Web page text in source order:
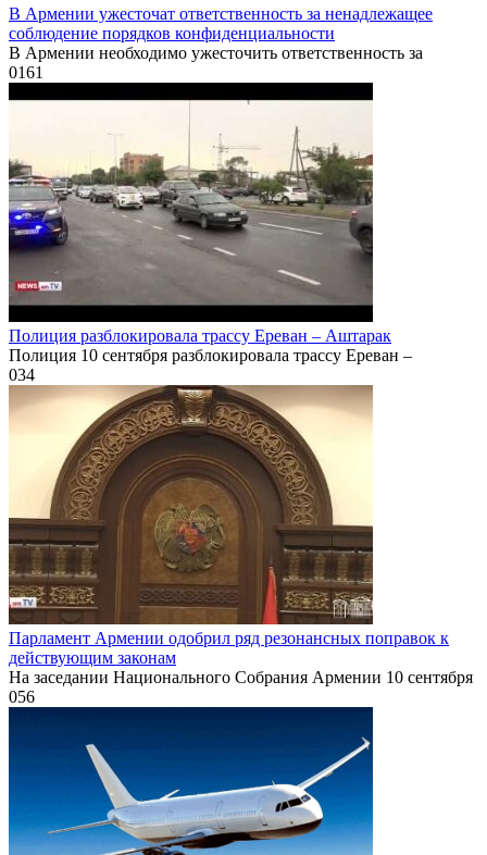
В Армении ужесточат ответственность за ненадлежащее
соблюдение порядков конфиденциальности
В Армении необходимо ужесточить ответственность за
0161
Полиция разблокировала трассу Ереван – Аштарак
Полиция 10 сентября разблокировала трассу Ереван –
034
Парламент Армении одобрил ряд резонансных поправок к
действующим законам
На заседании Национального Собрания Армении 10 сентября
056